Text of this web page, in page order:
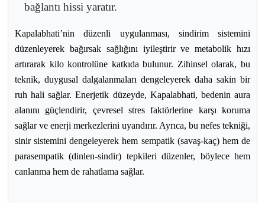
bağlantı hissi yaratır.
Kapalabhati’nin düzenli uygulanması, sindirim sistemini
düzenleyerek bağırsak sağlığını iyileştirir ve metabolik hızı
artırarak kilo kontrolüne katkıda bulunur. Zihinsel olarak, bu
teknik, duygusal dalgalanmaları dengeleyerek daha sakin bir
ruh hali sağlar. Enerjetik düzeyde, Kapalabhati, bedenin aura
alanını güçlendirir, çevresel stres faktörlerine karşı koruma
sağlar ve enerji merkezlerini uyandırır. Ayrıca, bu nefes tekniği,
sinir sistemini dengeleyerek hem sempatik (savaş-kaç) hem de
parasempatik (dinlen-sindir) tepkileri düzenler, böylece hem
canlanma hem de rahatlama sağlar.